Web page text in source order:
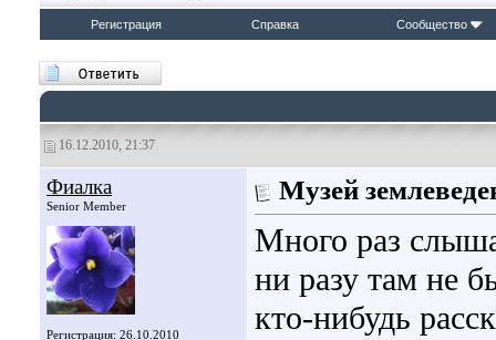
Регистрация Справка Сообщество
16.12.2010, 21:37
Фиалка
Senior Member
Регистрация: 26.10.2010
Музей
Много раз
ни разу там не
кто-нибудь